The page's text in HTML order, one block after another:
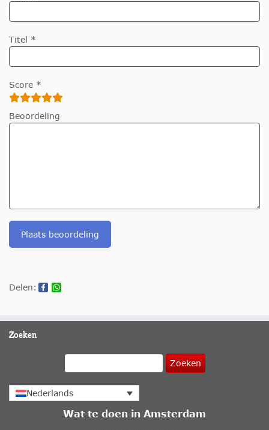
Titel *
Score *
Beoordeling
Plaats beoordeling
Delen:
Zoeken
Zoeken
Nederlands
Wat te doen in Amsterdam